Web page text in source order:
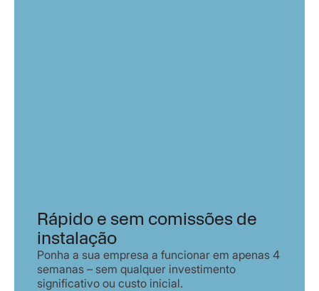
Rápido e sem comissões de
instalação
Ponha a sua empresa a funcionar em apenas 4
semanas – sem qualquer investimento
significativo ou custo inicial.